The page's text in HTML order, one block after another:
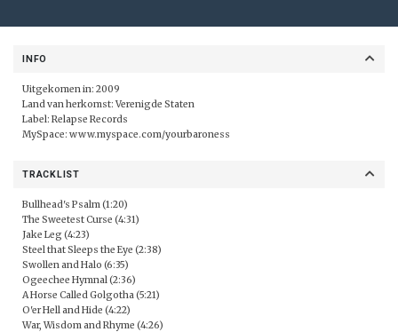
INFO
Uitgekomen in: 2009
Land van herkomst: Verenigde Staten
Label: Relapse Records
MySpace: www.myspace.com/yourbaroness
TRACKLIST
Bullhead's Psalm (1:20)
The Sweetest Curse (4:31)
Jake Leg (4:23)
Steel that Sleeps the Eye (2:38)
Swollen and Halo (6:35)
Ogeechee Hymnal (2:36)
A Horse Called Golgotha (5:21)
O'er Hell and Hide (4:22)
War, Wisdom and Rhyme (4:26)